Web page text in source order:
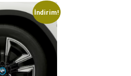
İndirim!